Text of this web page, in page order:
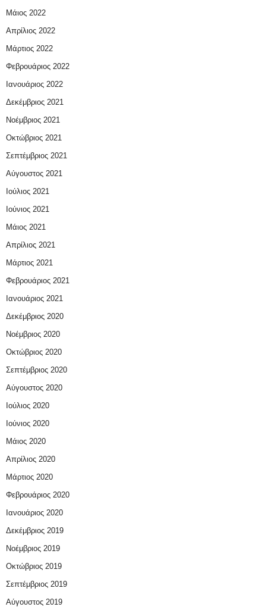
Μάιος 2022
Απρίλιος 2022
Μάρτιος 2022
Φεβρουάριος 2022
Ιανουάριος 2022
Δεκέμβριος 2021
Νοέμβριος 2021
Οκτώβριος 2021
Σεπτέμβριος 2021
Αύγουστος 2021
Ιούλιος 2021
Ιούνιος 2021
Μάιος 2021
Απρίλιος 2021
Μάρτιος 2021
Φεβρουάριος 2021
Ιανουάριος 2021
Δεκέμβριος 2020
Νοέμβριος 2020
Οκτώβριος 2020
Σεπτέμβριος 2020
Αύγουστος 2020
Ιούλιος 2020
Ιούνιος 2020
Μάιος 2020
Απρίλιος 2020
Μάρτιος 2020
Φεβρουάριος 2020
Ιανουάριος 2020
Δεκέμβριος 2019
Νοέμβριος 2019
Οκτώβριος 2019
Σεπτέμβριος 2019
Αύγουστος 2019